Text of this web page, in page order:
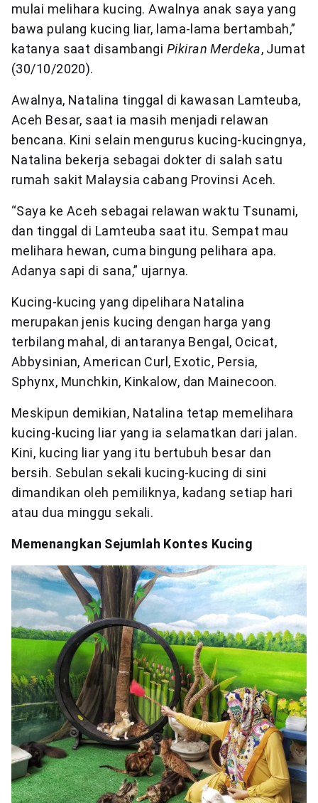
mulai melihara kucing. Awalnya anak saya yang
bawa pulang kucing liar, lama-lama bertambah,”
katanya saat disambangi Pikiran Merdeka, Jumat
(30/10/2020).
Awalnya, Natalina tinggal di kawasan Lamteuba,
Aceh Besar, saat ia masih menjadi relawan
bencana. Kini selain mengurus kucing-kucingnya,
Natalina bekerja sebagai dokter di salah satu
rumah sakit Malaysia cabang Provinsi Aceh.
“Saya ke Aceh sebagai relawan waktu Tsunami,
dan tinggal di Lamteuba saat itu. Sempat mau
melihara hewan, cuma bingung pelihara apa.
Adanya sapi di sana,” ujarnya.
Kucing-kucing yang dipelihara Natalina
merupakan jenis kucing dengan harga yang
terbilang mahal, di antaranya Bengal, Ocicat,
Abbysinian, American Curl, Exotic, Persia,
Sphynx, Munchkin, Kinkalow, dan Mainecoon.
Meskipun demikian, Natalina tetap memelihara
kucing-kucing liar yang ia selamatkan dari jalan.
Kini, kucing liar yang itu bertubuh besar dan
bersih. Sebulan sekali kucing-kucing di sini
dimandikan oleh pemiliknya, kadang setiap hari
atau dua minggu sekali.
Memenangkan Sejumlah Kontes Kucing